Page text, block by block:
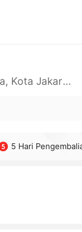
Daerah Khusus Ibukota Jakarta, Kota Jakarta Barat, Cengkareng, yy
5 Hari